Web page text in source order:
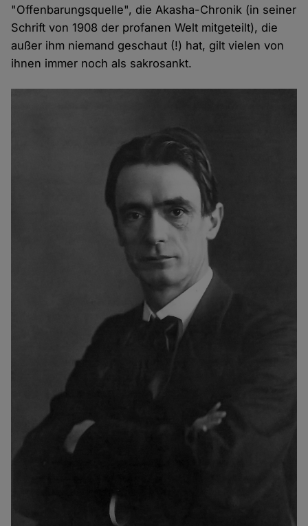
"Offenbarungsquelle", die Akasha-Chronik (in seiner
Schrift von 1908 der profanen Welt mitgeteilt), die
außer ihm niemand geschaut (!) hat, gilt vielen von
ihnen immer noch als sakrosankt.